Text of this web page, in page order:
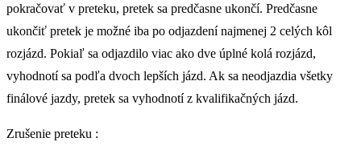
pokračovať v preteku, pretek sa predčasne ukončí. Predčasne
ukončiť pretek je možné iba po odjazdení najmenej 2 celých kôl
rozjázd. Pokiaľ sa odjazdilo viac ako dve úplné kolá rozjázd,
vyhodnotí sa podľa dvoch lepších jázd. Ak sa neodjazdia všetky
finálové jazdy, pretek sa vyhodnotí z kvalifikačných jázd.
Zrušenie preteku :